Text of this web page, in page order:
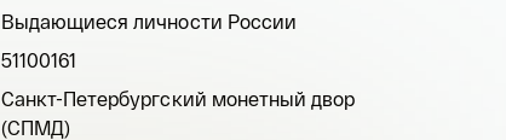
Выдающиеся личности России
51100161
Санкт-Петербургский монетный двор
(СПМД)